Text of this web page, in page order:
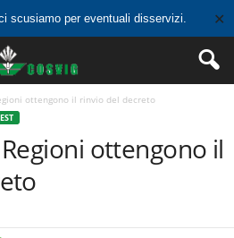
scusiamo per eventuali disservizi. ✕
ottengono il rinvio del decreto
ottengono il